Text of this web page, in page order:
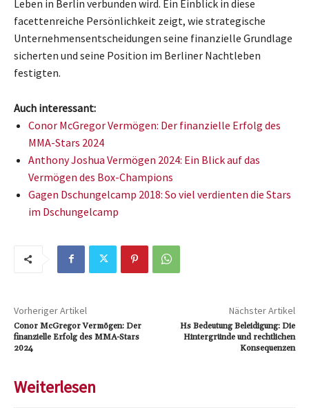
Leben in Berlin verbunden wird. Ein Einblick in diese
facettenreiche Persönlichkeit zeigt, wie strategische
Unternehmensentscheidungen seine finanzielle Grundlage
sicherten und seine Position im Berliner Nachtleben
festigten.
Auch interessant:
Conor McGregor Vermögen: Der finanzielle Erfolg des
MMA-Stars 2024
Anthony Joshua Vermögen 2024: Ein Blick auf das
Vermögen des Box-Champions
Gagen Dschungelcamp 2018: So viel verdienten die Stars
im Dschungelcamp
Vorheriger Artikel
Conor McGregor Vermögen: Der
finanzielle Erfolg des MMA-Stars
2024
Nächster Artikel
Hs Bedeutung Beleidigung: Die
Hintergründe und rechtlichen
Konsequenzen
Weiterlesen